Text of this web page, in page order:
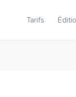
Tarifs